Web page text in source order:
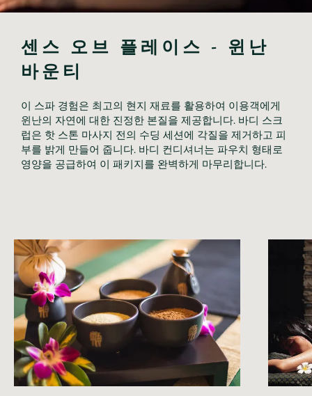
센스 오브 플레이스 - 윈난
바운티
이 스파 경험은 최고의 현지 재료를 활용하여 이용객에게
윈난의 자연에 대한 진정한 본질을 제공합니다. 바디 스크
럽은 핫 스톤 마사지 전의 수딩 세션에 각질을 제거하고 피
부를 밝게 만들어 줍니다. 바디 컨디셔너는 파우치 형태로
영양을 공급하여 이 패키지를 완벽하게 마무리합니다.